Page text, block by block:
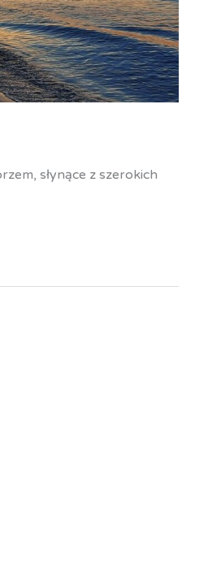
słynące z szerokich